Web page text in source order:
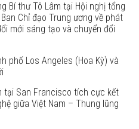
Bí thư Tô Lâm tại Hội nghị tổng
Chỉ đạo Trung ương về phát
mới sáng tạo và chuyển đổi
phố Los Angeles (Hoa Kỳ) và
tại San Francisco tích cực kết
giữa Việt Nam – Thung lũng